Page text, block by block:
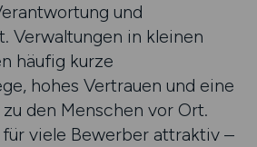
und
Verwaltungen in kleinen
häufig kurze
hohes Vertrauen und eine
den Menschen vor Ort.
viele Bewerber attraktiv –